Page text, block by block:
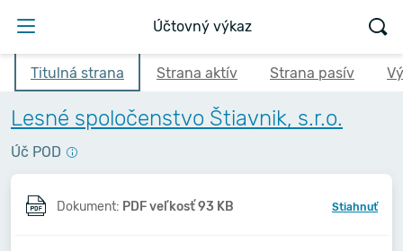
Účtovný výkaz
Titulná strana Strana aktív Strana pasív
Lesné spoločenstvo Štiavnik, s.r.o.
Úč POD
Dokument: PDF veľkosť 93 KB Stiahnuť